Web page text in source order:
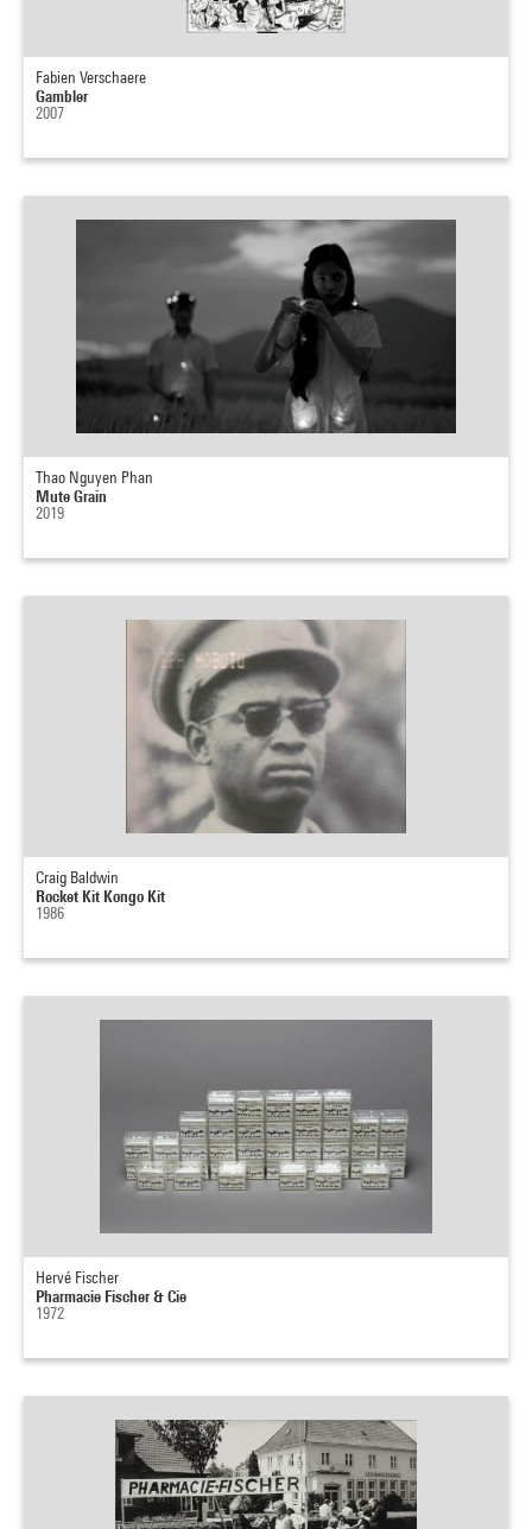
Fabien Verschaere
Gambler
2007
Thao Nguyen Phan
Mute Grain
2019
Craig Baldwin
Rocket Kit Kongo Kit
1986
Hervé Fischer
Pharmacie Fischer & Cie
1972